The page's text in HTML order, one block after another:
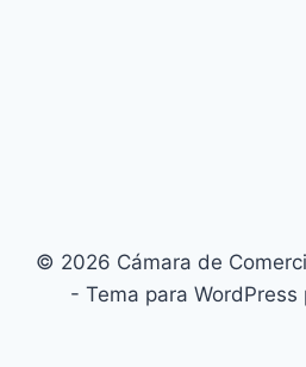
© 2026 Cámara de
- Tema para WordPress